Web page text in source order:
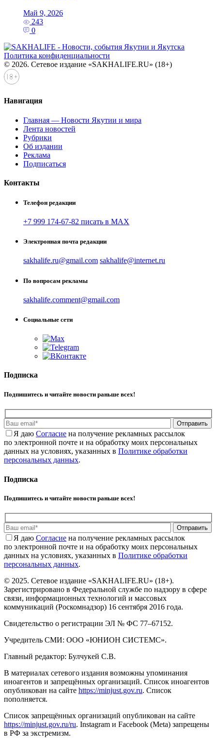
Май 9, 2026
243
0
Политика конфиденциальности
© 2026. Сетевое издание «SAKHALIFE.RU» (18+)
Навигация
Главная — Новости Якутии и мира
Лента новостей
Рубрики
Об издании
Реклама
Подписаться
Контакты
Телефон редакции
+7 999 174-67-82 писать в MAX
Электронная почта редакции
sakhalife.ru@gmail.com sakhalife@internet.ru
По вопросам рекламы
sakhalife.comment@gmail.com
Социальные сети
Подписка
Подпишитесь и читайте новости раньше всех!
Отправить
Я даю Cогласие на получение рекламных рассылок
по электронной почте и на обработку моих персональных
данных на условиях, указанных в Политике обработки
персональных данных.
Подписка
Подпишитесь и читайте новости раньше всех!
Отправить
Я даю Cогласие на получение рекламных рассылок
по электронной почте и на обработку моих персональных
данных на условиях, указанных в Политике обработки
персональных данных.
© 2025. Сетевое издание «SAKHALIFE.RU» (18+).
Зарегистрировано в Федеральной службе по надзору в сфере
связи, информационных технологий и массовых
коммуникаций (Роскомнадзор) 16 сентября 2016 года.
Свидетельство о регистрации ЭЛ № ФС 77–67152.
Учредитель СМИ: ООО «ЮНИОН СИСТЕМС».
Главный редактор: Булчукей С.В.
В материалах сетевого издания возможны упоминания
иноагентов и запрещённых организаций. Список иноагентов
опубликован на сайте https://minjust.gov.ru. Список
пополняется.
Список запрещённых организаций опубликован на сайте
https://minjust.gov.ru/ru. Instagram и Facebook (Metа) запрещены
в РФ за экстремизм.